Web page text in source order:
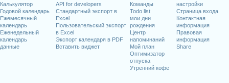
Калькулятор
Годовой календарь
Ежемесячный
календарь
Еженедельный
календарь
данные
API for developers
Стандартный экспорт в
Excel
Пользовательский экспорт
в Excel
Экспорт календаря в PDF
Вставить виджет
Команды
Todo list
мои дни
рождения
Центр
напоминаний
Мой план
Оптимизатор
отпуска
Утренний кофе
настройки
Страница входа
Контактная
информация
Правовая
информация
Share